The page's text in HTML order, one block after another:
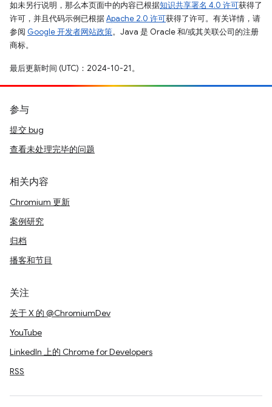
如未另行说明，那么本页面中的内容已根据知识共享署名 4.0 许可获得了
许可，并且代码示例已根据Apache 2.0 许可获得了许可。有关详情，请
参阅 Google 开发者网站政策。Java 是 Oracle 和/或其关联公司的注册
商标。
最后更新时间 (UTC)：2024-10-21。
参与
提交 bug
查看未处理完毕的问题
相关内容
Chromium 更新
案例研究
归档
播客和节目
关注
关于 X 的 @ChromiumDev
YouTube
LinkedIn 上的 Chrome for Developers
RSS